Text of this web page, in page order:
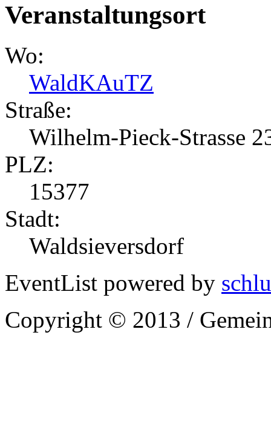
Veranstaltungsort
Wo:
WaldKAuTZ
Straße:
Wilhelm-Pieck-Strasse
PLZ:
15377
Stadt:
Waldsieversdorf
EventList powered by
Copyright © 2013 /